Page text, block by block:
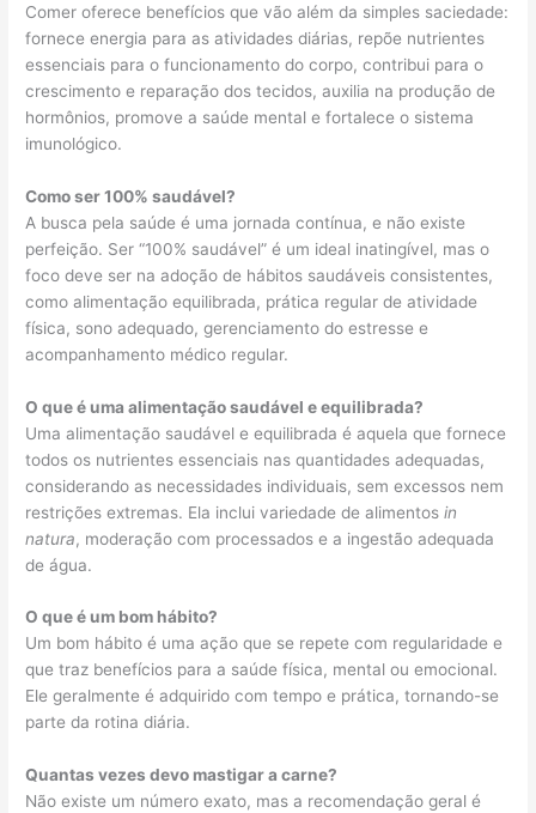
Comer oferece benefícios que vão além da simples saciedade:
fornece energia para as atividades diárias, repõe nutrientes
essenciais para o funcionamento do corpo, contribui para o
crescimento e reparação dos tecidos, auxilia na produção de
hormônios, promove a saúde mental e fortalece o sistema
imunológico.
Como ser 100% saudável?
A busca pela saúde é uma jornada contínua, e não existe
perfeição. Ser “100% saudável” é um ideal inatingível, mas o
foco deve ser na adoção de hábitos saudáveis consistentes,
como alimentação equilibrada, prática regular de atividade
física, sono adequado, gerenciamento do estresse e
acompanhamento médico regular.
O que é uma alimentação saudável e equilibrada?
Uma alimentação saudável e equilibrada é aquela que fornece
todos os nutrientes essenciais nas quantidades adequadas,
considerando as necessidades individuais, sem excessos nem
restrições extremas. Ela inclui variedade de alimentosin
natura, moderação com processados e a ingestão adequada
de água.
O que é um bom hábito?
Um bom hábito é uma ação que se repete com regularidade e
que traz benefícios para a saúde física, mental ou emocional.
Ele geralmente é adquirido com tempo e prática, tornando-se
parte da rotina diária.
Quantas vezes devo mastigar a carne?
Não existe um número exato, mas a recomendação geral é